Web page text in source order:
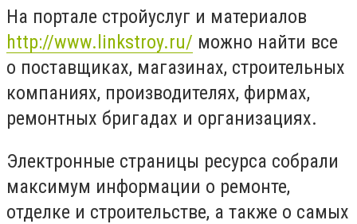
На портале стройуслуг и материалов
http://www.linkstroy.ru/ можно найти все
о поставщиках, магазинах, строительных
компаниях, производителях, фирмах,
ремонтных бригадах и организациях.
Электронные страницы ресурса собрали
максимум информации о ремонте,
отделке и строительстве, а также о самых